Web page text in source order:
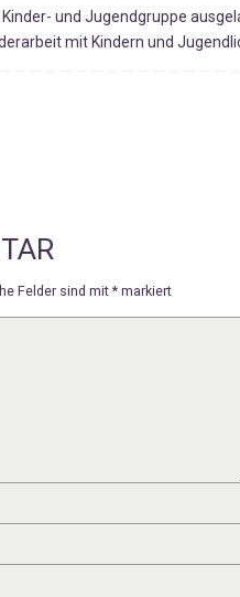
und Jugendgruppe
mit Kindern und
Felder sind mit* markiert